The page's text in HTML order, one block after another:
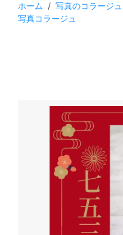
ホーム / 写真のコラージ
写真コラージュ